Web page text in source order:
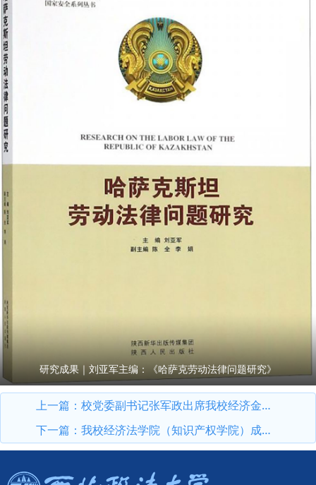
研究成果｜刘亚军主编：《哈萨克劳动法律问题研究》
上一篇： 校党委副书记张军政出席我校经济金融北京校友会2026年年会
下一篇： 我校经济法学院（知识产权学院）成立四十周年暨高质量发展研讨会成功举办